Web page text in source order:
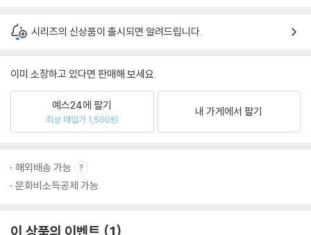
시리즈의 신상품이 출시되면 알려드립니다.
이미 소장하고 있다면 판매해 보세요.
예스24에 팔기
최상 매입가 1,500원
내 가게에서 팔기
해외배송 가능
문화비소득공제 가능
이 상품의 이벤트 1